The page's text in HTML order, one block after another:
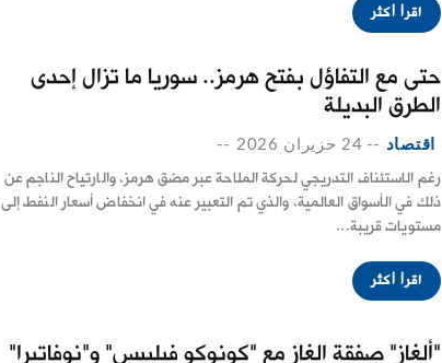
اقرأ أكثر
حتى مع التفاؤل بفتح هرمز.. سوريا ما تزال إحدى
الطرق البديلة
اقتصاد -- 24 حزيران 2026 --
رغم الاستئناف التدريجي لحركة الملاحة عبر مضق هرمز، والارتياح الناجم عن
ذلك في الأسواق العالمية، والذي تم التعبير عنه في انخفاض أسعار النفط إلى
مستويات قريبة...
اقرأ أكثر